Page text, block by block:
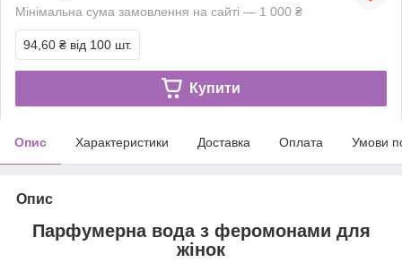
Мінімальна сума замовлення на сайті — 1 000 ₴
94,60 ₴ від 100 шт.
Купити
Опис Характеристики Доставка Оплата Умови
Опис
Парфумерна вода з феромонами для
жінок